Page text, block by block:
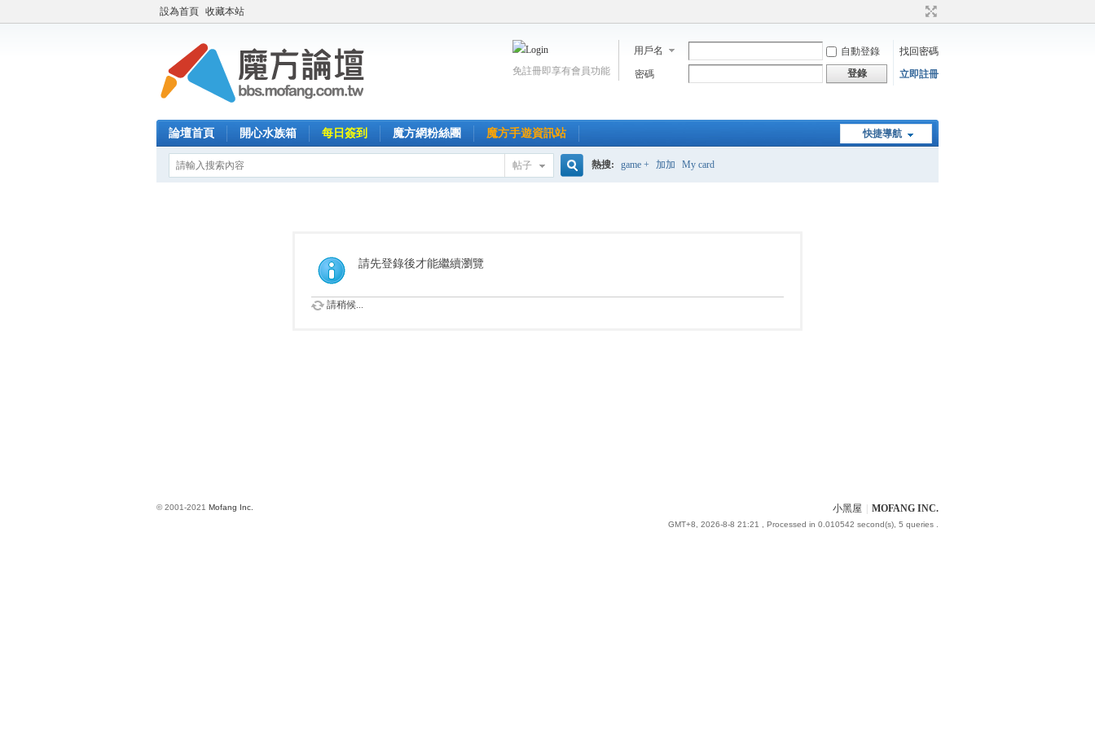
設為首頁 收藏本站
用戶名 自動登錄
找回密碼
密碼
登錄 立即註冊
免註冊即享有會員功能
快捷導航
論壇首頁 開心水族箱 每日簽到 魔方網粉絲團 魔方手遊資訊站
帖子 熱搜: game + 加加 My card
請先登錄後才能繼續瀏覽
請稍候...
小黑屋 MOFANG INC.
GMT+8, 2026-8-8 21:21 , Processed in 0.010542 second(s), 5 queries .
© 2001-2021 Mofang Inc.